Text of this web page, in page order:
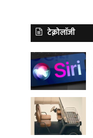
टेक्नोलॉजी